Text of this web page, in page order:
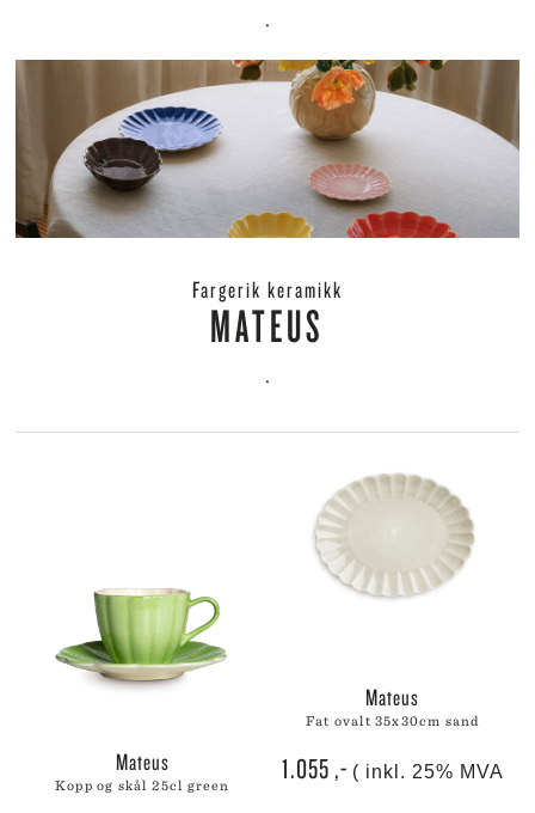
.
Fargerik keramikk
MATEUS
.
mateus
kopp og skål 25cl green
mateus
fat ovalt 35x30cm sand
1.055 ,- ( inkl. 25% MVA